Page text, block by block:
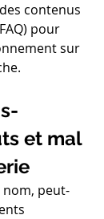
contenus
pour
sur
et mal
nom, peut-